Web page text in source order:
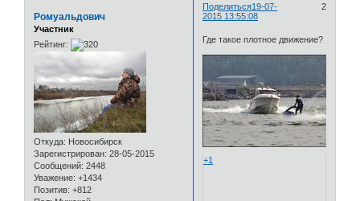
Поделиться 2
19-07-
2015 13:55:08
Ромуальдович
Участник
Рейтинг:
Откуда: Новосибирск
Зарегистрирован: 28-05-2015
Сообщений: 2448
Уважение: +1434
Позитив: +812
Где такое плотное движение?
+1